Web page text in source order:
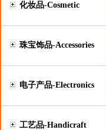
化妆品-Cosmetic
珠宝饰品-Accessories
电子产品-Electronics
工艺品-Handicraft